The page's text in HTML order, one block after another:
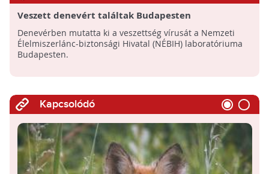
Veszett denevért találtak Budapesten
Denevérben mutatta ki a veszettség vírusát a Nemzeti
Élelmiszerlánc-biztonsági Hivatal (NÉBIH) laboratóriuma
Budapesten.
Kapcsolódó